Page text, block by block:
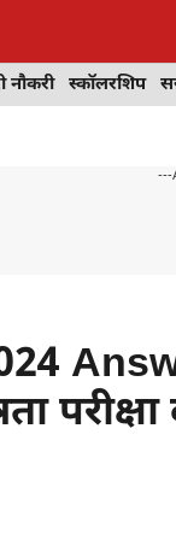
नौकरी स्कॉलरशिप
---